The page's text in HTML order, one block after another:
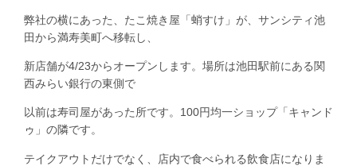
弊社の横にあった、たこ焼き屋「蛸すけ」が、サンシティ池
田から満寿美町へ移転し、
新店舗が4/23からオープンします。場所は池田駅前にある関
西みらい銀行の東側で
以前は寿司屋があった所です。100円均一ショップ「キャンド
ゥ」の隣です。
テイクアウトだけでなく、店内で食べられる飲食店になりま